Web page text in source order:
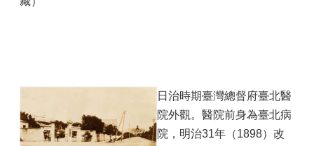
日治時期臺灣總督府臺北醫
院外觀。醫院前身為臺北病
院，明治31年（1898）改